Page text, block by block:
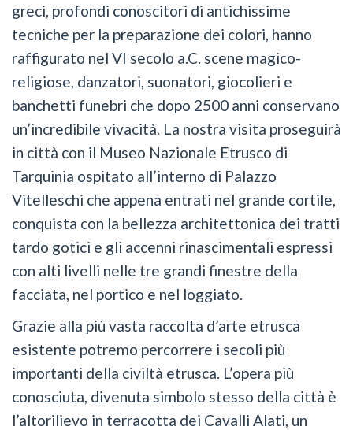
greci, profondi conoscitori di antichissime
tecniche per la preparazione dei colori, hanno
raffigurato nel VI secolo a.C. scene magico-
religiose, danzatori, suonatori, giocolieri e
banchetti funebri che dopo 2500 anni conservano
un’incredibile vivacità. La nostra visita proseguirà
in città con il Museo Nazionale Etrusco di
Tarquinia ospitato all’interno di Palazzo
Vitelleschi che appena entrati nel grande cortile,
conquista con la bellezza architettonica dei tratti
tardo gotici e gli accenni rinascimentali espressi
con alti livelli nelle tre grandi finestre della
facciata, nel portico e nel loggiato.
Grazie alla più vasta raccolta d’arte etrusca
esistente potremo percorrere i secoli più
importanti della civiltà etrusca. L’opera più
conosciuta, divenuta simbolo stesso della città è
l’altorilievo in terracotta dei Cavalli Alati, un